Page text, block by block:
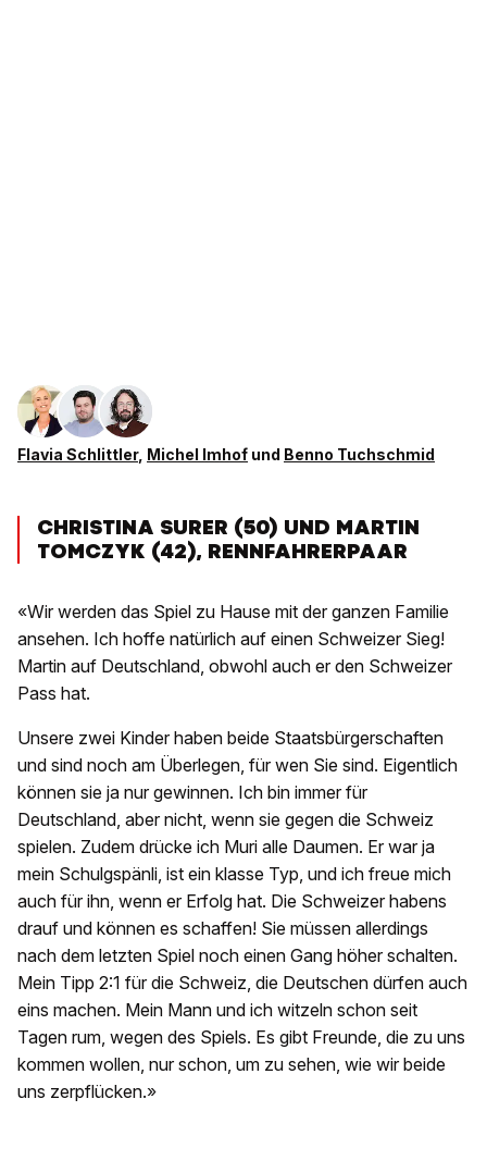
Flavia Schlittler, Michel Imhof und Benno Tuchschmid
CHRISTINA SURER (50) UND MARTIN
TOMCZYK (42), RENNFAHRERPAAR
«Wir werden das Spiel zu Hause mit der ganzen Familie
ansehen. Ich hoffe natürlich auf einen Schweizer Sieg!
Martin auf Deutschland, obwohl auch er den Schweizer
Pass hat.
Unsere zwei Kinder haben beide Staatsbürgerschaften
und sind noch am Überlegen, für wen Sie sind. Eigentlich
können sie ja nur gewinnen. Ich bin immer für
Deutschland, aber nicht, wenn sie gegen die Schweiz
spielen. Zudem drücke ich Muri alle Daumen. Er war ja
mein Schulgspänli, ist ein klasse Typ, und ich freue mich
auch für ihn, wenn er Erfolg hat. Die Schweizer habens
drauf und können es schaffen! Sie müssen allerdings
nach dem letzten Spiel noch einen Gang höher schalten.
Mein Tipp 2:1 für die Schweiz, die Deutschen dürfen auch
eins machen. Mein Mann und ich witzeln schon seit
Tagen rum, wegen des Spiels. Es gibt Freunde, die zu uns
kommen wollen, nur schon, um zu sehen, wie wir beide
uns zerpflücken.»